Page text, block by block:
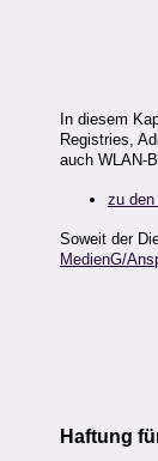
In diesem
Registries,
auch WLAN-
zu den
Soweit der
MedienG/
Haftung